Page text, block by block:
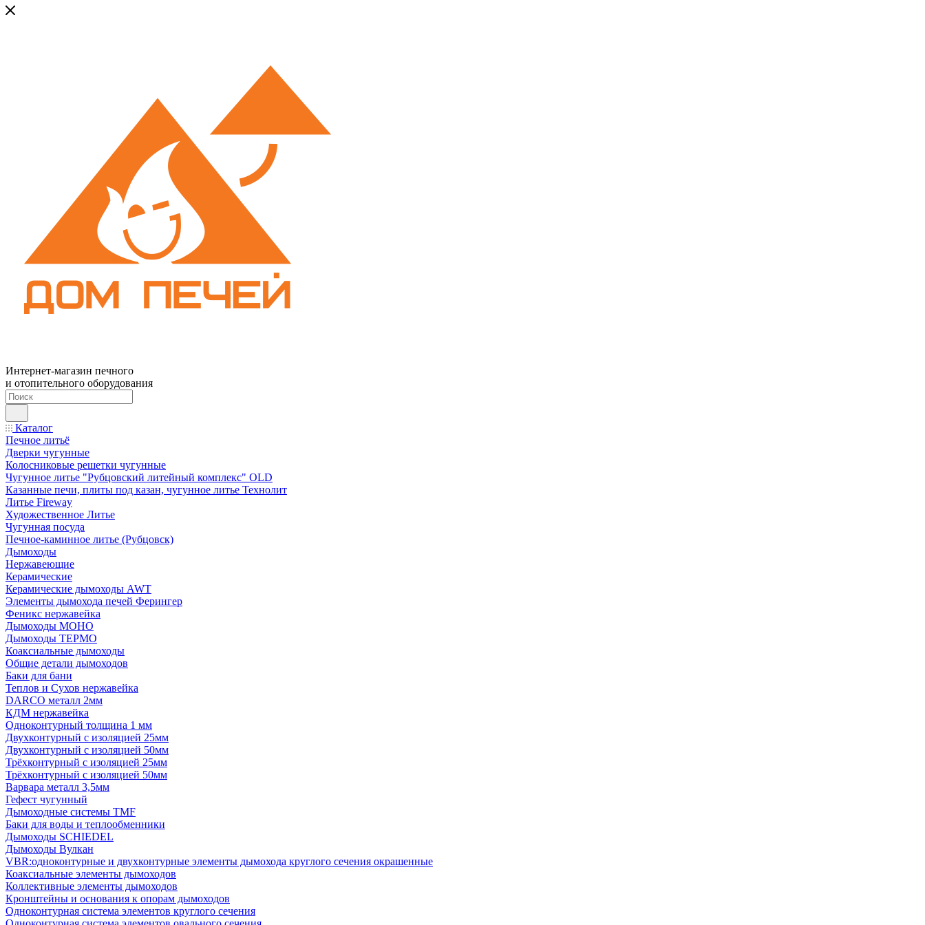
Интернет-магазин печного
и отопительного оборудования
Каталог
Печное литьё
Дверки чугунные
Колосниковые решетки чугунные
Чугунное литье "Рубцовский литейный комплекс" OLD
Казанные печи, плиты под казан, чугунное литье Технолит
Литье Fireway
Художественное Литье
Чугунная посуда
Печное-каминное литье (Рубцовск)
Дымоходы
Нержавеющие
Керамические
Керамические дымоходы AWT
Элементы дымохода печей Ферингер
Феникс нержавейка
Дымоходы МОНО
Дымоходы ТЕРМО
Коаксиальные дымоходы
Общие детали дымоходов
Баки для бани
Теплов и Сухов нержавейка
DARCO металл 2мм
КДМ нержавейка
Одноконтурный толщина 1 мм
Двухконтурный с изоляцией 25мм
Двухконтурный с изоляцией 50мм
Трёхконтурный с изоляцией 25мм
Трёхконтурный с изоляцией 50мм
Варвара металл 3,5мм
Гефест чугунный
Дымоходные системы TMF
Баки для воды и теплообменники
Дымоходы SCHIEDEL
Дымоходы Вулкан
VBR:одноконтурные и двухконтурные элементы дымохода круглого сечения окрашенные
Коаксиальные элементы дымоходов
Коллективные элементы дымоходов
Кронштейны и основания к опорам дымоходов
Одноконтурная система элементов круглого сечения